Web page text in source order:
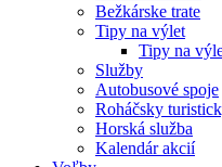
Bežkárske trate
Tipy na výlet
Tipy na
Služby
Autobusové spoje
Roháčsky
Horská služba
Kalendár akcií